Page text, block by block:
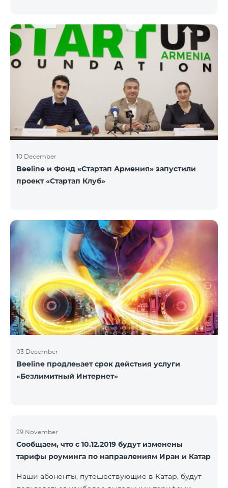
10 December
Beeline и Фонд «Стартап Армения» запустили
проект «Стартап Клуб»
03 December
Beeline продлевает срок действия услуги
«Безлимитный Интернет»
29 November
Сообщаем, что с 10.12.2019 будут изменены
тарифы роуминга по направлениям Иран и Катар
Наши абоненты, путешествующие в Катар, будут